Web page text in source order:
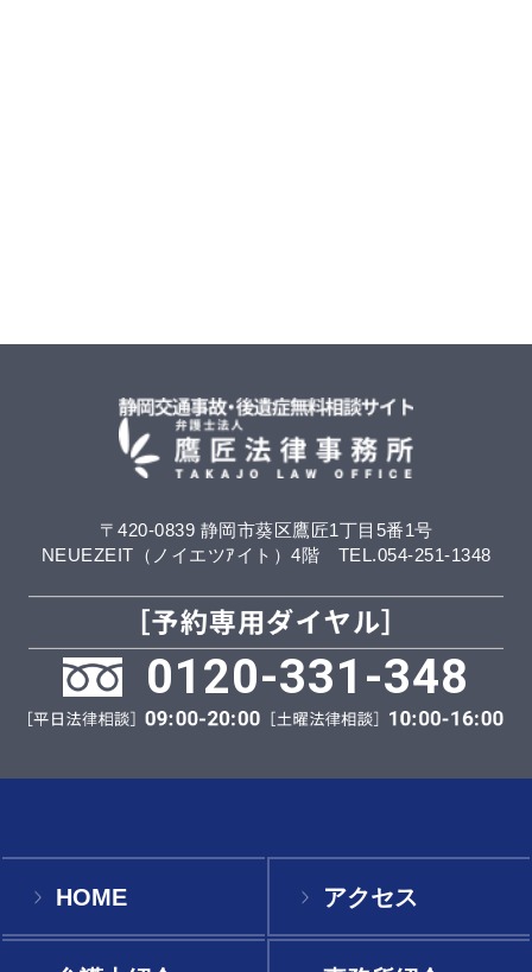
〒420-0839 静岡市葵区鷹匠1丁目5番1号
NEUEZEIT（ノイエツｱイト）4階 TEL.054-251-1348
0120-331-348
HOME アクセス